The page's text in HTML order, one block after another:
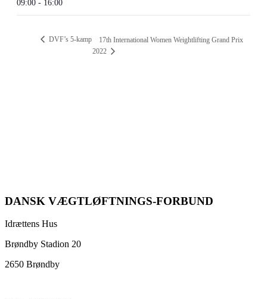
09:00 - 16:00
DVF’s 5-kamp
17th International Women Weightlifting Grand Prix
2022
DANSK VÆGTLØFTNINGS-FORBUND
Idrættens Hus
Brøndby Stadion 20
2650 Brøndby